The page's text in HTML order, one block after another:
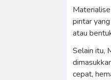
pintar
atau
Selain itu,
cepat,